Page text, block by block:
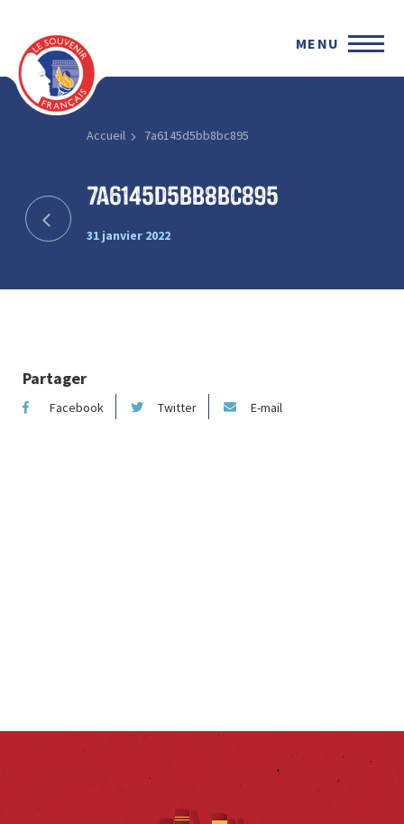
MENU
Accueil 7a6145d5bb8bc895
7a6145d5bb8bc895
31 janvier 2022
Partager
Facebook Twitter E-mail